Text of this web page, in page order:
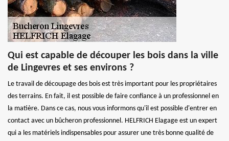
Qui est capable de découper les bois dans la ville
de Lingevres et ses environs ?
Le travail de découpage des bois est très important pour les propriétaires
des terrains. En fait, il est possible de faire confiance à un professionnel en
la matière. Dans ce cas, nous vous informons qu'il est possible d'entrer en
contact avec un bûcheron professionnel. HELFRICH Elagage est un expert
qui a les matériels indispensables pour assurer une très bonne qualité de